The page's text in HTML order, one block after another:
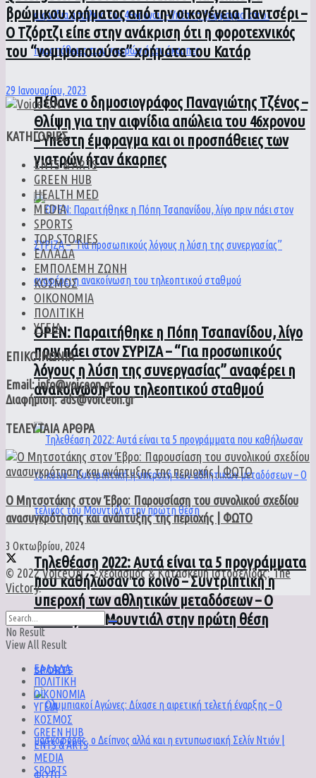
Πέθανε ο δημοσιογράφος Παναγιώτης Τζένος –
Θλίψη για την αιφνίδια απώλεια του 46χρονου
– Υπέστη έμφραγμα και οι προσπάθειες των
γιατρών ήταν άκαρπες
ΟPEN: Παραιτήθηκε η Πόπη Τσαπανίδου, λίγο
πριν πάει στον ΣΥΡΙΖΑ – “Για προσωπικούς
λόγους η λύση της συνεργασίας” αναφέρει η
ανακοίνωση του τηλεοπτικού σταθμού
Τηλεθέαση 2022: Αυτά είναι τα 5 προγράμματα
που καθήλωσαν το κοινό – Συντριπτική η
υπεροχή των αθλητικών μεταδόσεων – Ο
τελικός του Μουντιάλ στην πρώτη θέση
SPORTS
βρώμικου χρήματος από την οικογένεια Παντσέρι –
Ο Τζόρτζι είπε στην ανάκριση ότι η φοροτεχνικός
του “νομιμοποιούσε” χρήματα του Κατάρ
29 Ιανουαρίου, 2023
ΚΑΤΗΓΟΡΙΕΣ
ENTS & ARTS
GREEN HUB
HEALTH MED
MEDIA
SPORTS
TOP STORIES
ΕΛΛΑΔΑ
ΕΜΠΟΛΕΜΗ ΖΩΝΗ
ΚΟΣΜΟΣ
ΟΙΚΟΝΟΜΙΑ
ΠΟΛΙΤΙΚΗ
ΥΓΕΙΑ
ΕΠΙΚΟΙΝΩΝΙΑ
Email: info@voiceon.gr
Διαφήμιση: ads@voiceon.gr
ΤΕΛΕΥΤΑΙΑ ΑΡΘΡΑ
Ο Μητσοτάκης στον Έβρο: Παρουσίαση του συνολικού σχεδίου
ανασυγκρότησης και ανάπτυξης της περιοχής | ΦΩΤΟ
3 Οκτωβρίου, 2024
© 2022VoiceON- Σχεδιασμός & Κατασκευή ιστοσελίδας:The
Victory.
No Result
View All Result
ΕΛΛΑΔΑ
ΠΟΛΙΤΙΚΗ
ΟΙΚΟΝΟΜΙΑ
ΥΓΕΙΑ
ΚΟΣΜΟΣ
GREEN HUB
ENTS & ARTS
MEDIA
SPORTS